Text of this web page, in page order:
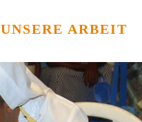
UNSERE ARBEIT